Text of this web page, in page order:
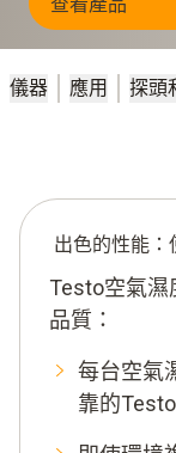
儀器 應用 探頭
出色的性能：
Testo空氣濕
品質：
每台空氣
靠的